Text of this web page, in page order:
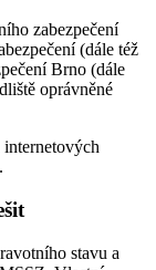
zabezpečení
(dále též
Brno (dále
oprávněné
internetových
stavu a